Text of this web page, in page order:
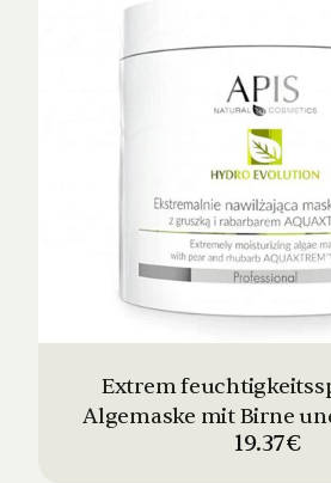
Extrem
Algemaske mit Birne
19.37€